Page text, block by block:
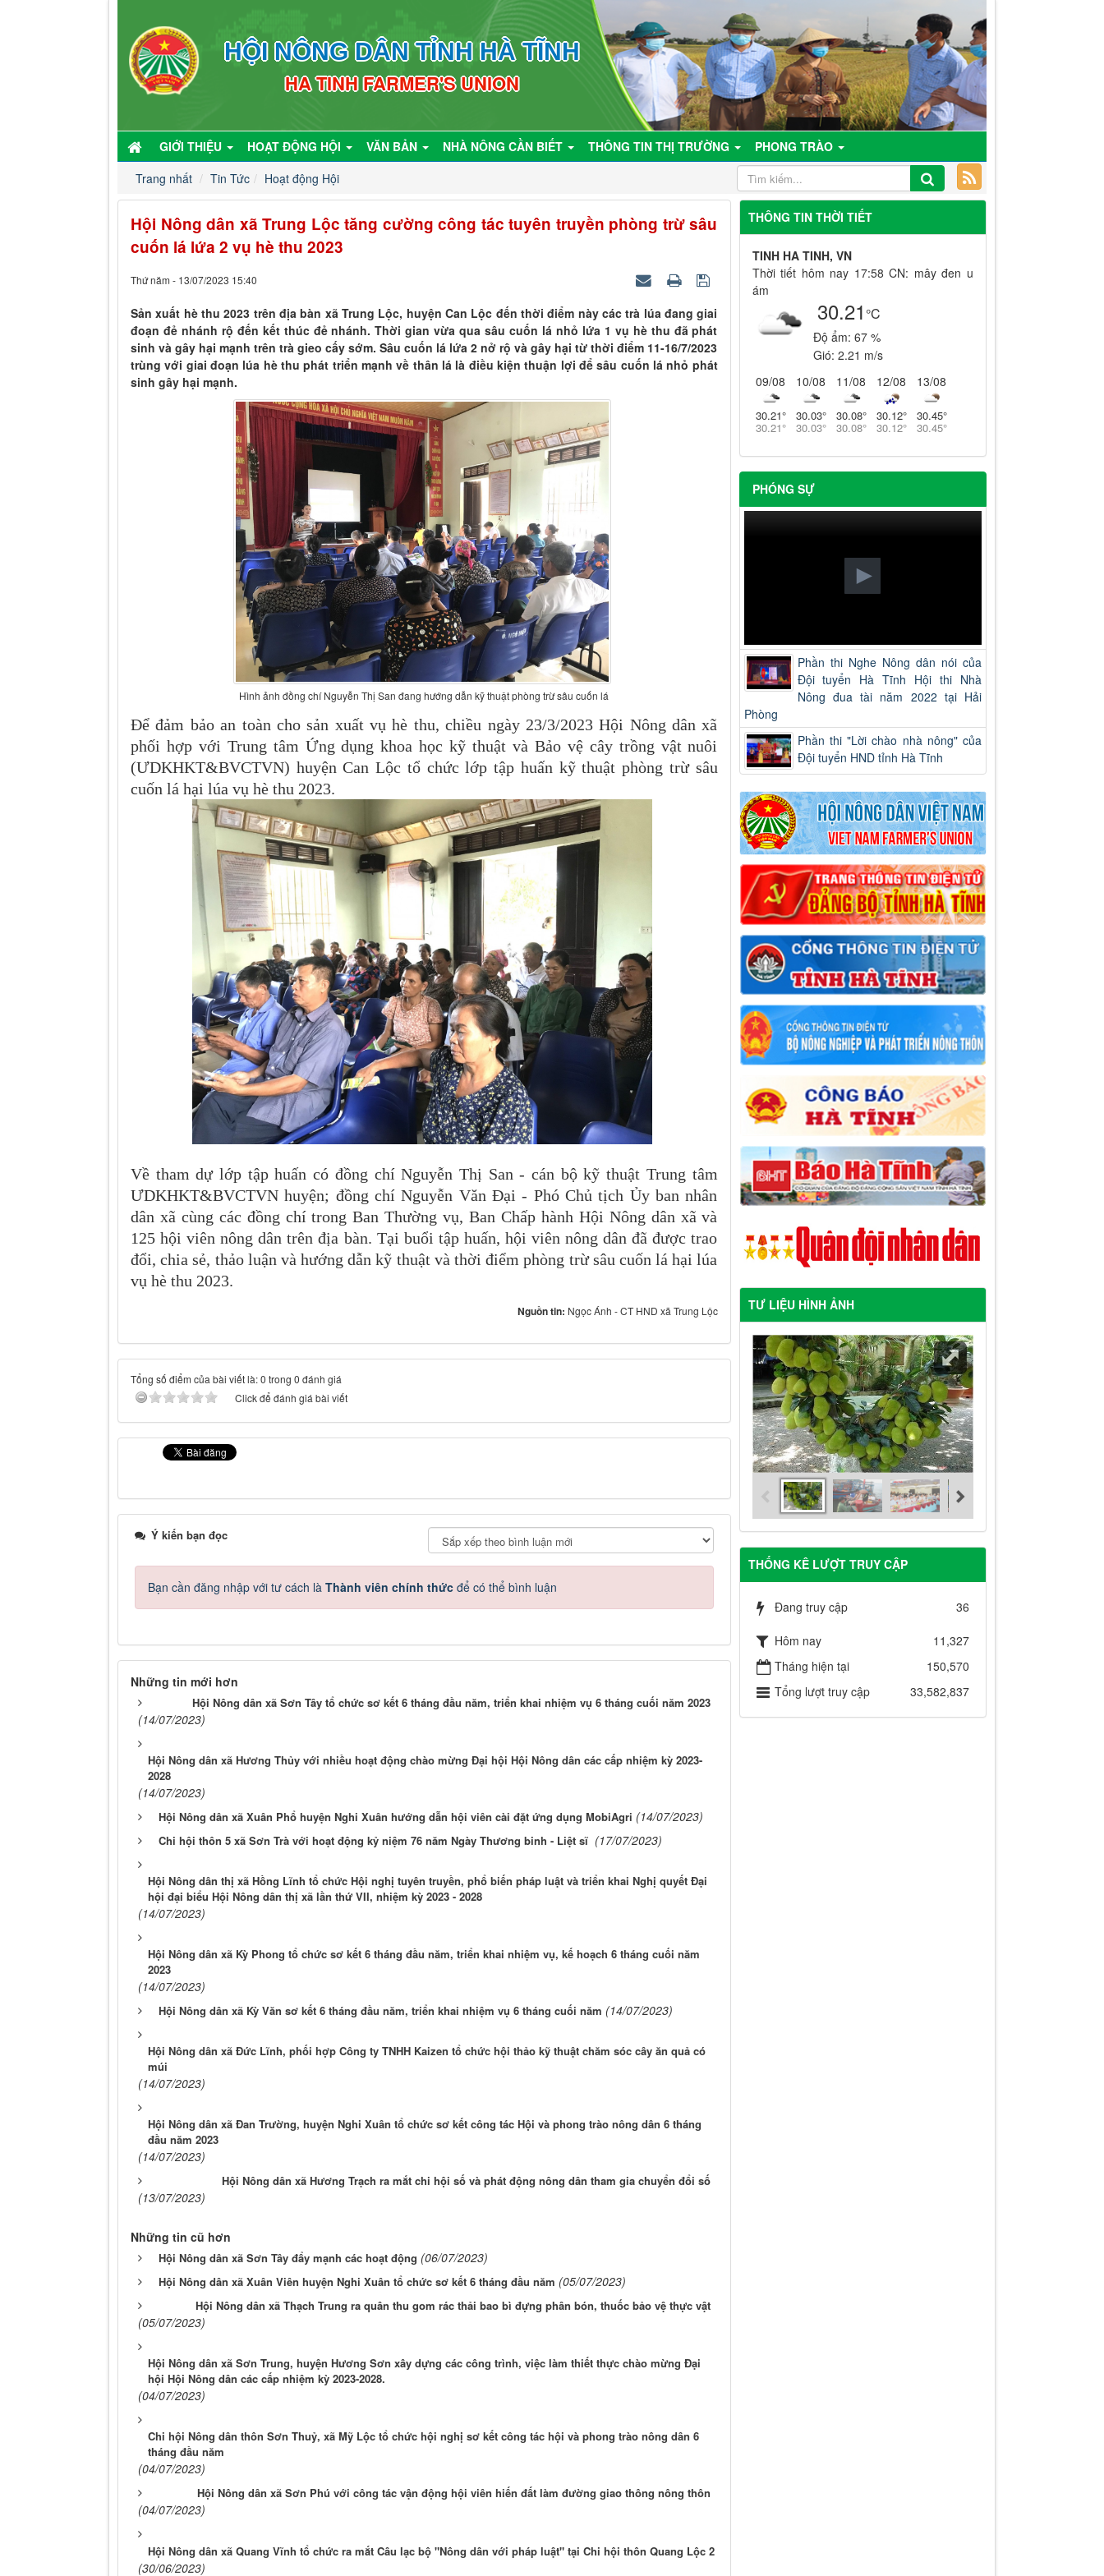
HỘI NÔNG DÂN TỈNH HÀ TĨNH
HA TINH FARMER'S UNION
GIỚI THIỆU HOẠT ĐỘNG HỘI VĂN BẢN NHÀ NÔNG CẦN BIẾT THÔNG TIN THỊ TRƯỜNG
PHONG TRÀO
Trang nhất
Tin Tức Hoạt động Hội
Hội Nông dân xã Trung Lộc tăng cường công tác tuyên truyền phòng trừ sâu
cuốn lá lứa 2 vụ hè thu 2023
Thứ năm - 13/07/2023 15:40
Sản xuất hè thu 2023 trên địa bàn xã Trung Lộc, huyện Can Lộc đến thời điểm này các trà lúa đang giai
đoạn đẻ nhánh rộ đến kết thúc đẻ nhánh. Thời gian vừa qua sâu cuốn lá nhỏ lứa 1 vụ hè thu đã phát
sinh và gây hại mạnh trên trà gieo cấy sớm. Sâu cuốn lá lứa 2 nở rộ và gây hại từ thời điểm 11-16/7/2023
trùng với giai đoạn lúa hè thu phát triển mạnh về thân lá là điều kiện thuận lợi để sâu cuốn lá nhỏ phát
sinh gây hại mạnh.
Hình ảnh đồng chí Nguyễn Thị San đang hướng dẫn kỹ thuật phòng trừ sâu cuốn lá
Để đảm bảo an toàn cho sản xuất vụ hè thu, chiều ngày 23/3/2023 Hội Nông dân xã
phối hợp với Trung tâm Ứng dụng khoa học kỹ thuật và Bảo vệ cây trồng vật nuôi
(ƯDKHKT&BVCTVN) huyện Can Lộc tổ chức lớp tập huấn kỹ thuật phòng trừ sâu
cuốn lá hại lúa vụ hè thu 2023.
Về tham dự lớp tập huấn có đồng chí Nguyễn Thị San - cán bộ kỹ thuật Trung tâm
ƯDKHKT&BVCTVN huyện; đồng chí Nguyễn Văn Đại - Phó Chủ tịch Ủy ban nhân
dân xã cùng các đồng chí trong Ban Thường vụ, Ban Chấp hành Hội Nông dân xã và
125 hội viên nông dân trên địa bàn. Tại buổi tập huấn, hội viên nông dân đã được trao
đổi, chia sẻ, thảo luận và hướng dẫn kỹ thuật và thời điểm phòng trừ sâu cuốn lá hại lúa
vụ hè thu 2023.
Nguồn tin: Ngọc Ánh - CT HND xã Trung Lộc
Tổng số điểm của bài viết là: 0 trong 0 đánh giá
Click để đánh giá bài viết
Ý kiến bạn đọc
Bạn cần đăng nhập với tư cách là Thành viên chính thức để có thể bình luận
Những tin mới hơn
Hội Nông dân xã Sơn Tây tổ chức sơ kết 6 tháng đầu năm, triển khai nhiệm vụ 6 tháng cuối năm 2023
(14/07/2023)
Hội Nông dân xã Hương Thủy với nhiều hoạt động chào mừng Đại hội Hội Nông dân các cấp nhiệm kỳ 2023-
2028
(14/07/2023)
Hội Nông dân xã Xuân Phổ huyện Nghi Xuân hướng dẫn hội viên cài đặt ứng dụng MobiAgri (14/07/2023)
Chi hội thôn 5 xã Sơn Trà với hoạt động kỷ niệm 76 năm Ngày Thương binh - Liệt sĩ (17/07/2023)
Hội Nông dân thị xã Hồng Lĩnh tổ chức Hội nghị tuyên truyền, phổ biến pháp luật và triển khai Nghị quyết Đại
hội đại biểu Hội Nông dân thị xã lần thứ VII, nhiệm kỳ 2023 - 2028
(14/07/2023)
Hội Nông dân xã Kỳ Phong tổ chức sơ kết 6 tháng đầu năm, triển khai nhiệm vụ, kế hoạch 6 tháng cuối năm
2023
(14/07/2023)
Hội Nông dân xã Kỳ Văn sơ kết 6 tháng đầu năm, triển khai nhiệm vụ 6 tháng cuối năm (14/07/2023)
Hội Nông dân xã Đức Lĩnh, phối hợp Công ty TNHH Kaizen tổ chức hội thảo kỹ thuật chăm sóc cây ăn quả có
múi
(14/07/2023)
Hội Nông dân xã Đan Trường, huyện Nghi Xuân tổ chức sơ kết công tác Hội và phong trào nông dân 6 tháng
đầu năm 2023
(14/07/2023)
Hội Nông dân xã Hương Trạch ra mắt chi hội số và phát động nông dân tham gia chuyển đổi số
(13/07/2023)
Những tin cũ hơn
Hội Nông dân xã Sơn Tây đẩy mạnh các hoạt động (06/07/2023)
Hội Nông dân xã Xuân Viên huyện Nghi Xuân tổ chức sơ kết 6 tháng đầu năm (05/07/2023)
Hội Nông dân xã Thạch Trung ra quân thu gom rác thải bao bì đựng phân bón, thuốc bảo vệ thực vật
(05/07/2023)
Hội Nông dân xã Sơn Trung, huyện Hương Sơn xây dựng các công trình, việc làm thiết thực chào mừng Đại
hội Hội Nông dân các cấp nhiệm kỳ 2023-2028.
(04/07/2023)
Chi hội Nông dân thôn Sơn Thuỷ, xã Mỹ Lộc tổ chức hội nghị sơ kết công tác hội và phong trào nông dân 6
tháng đầu năm
(04/07/2023)
Hội Nông dân xã Sơn Phú với công tác vận động hội viên hiến đất làm đường giao thông nông thôn
(04/07/2023)
Hội Nông dân xã Quang Vĩnh tổ chức ra mắt Câu lạc bộ "Nông dân với pháp luật" tại Chi hội thôn Quang Lộc 2
(30/06/2023)
THÔNG TIN THỜI TIẾT
TINH HA TINH, VN
Thời tiết hôm nay 17:58 CN: mây đen u
ám
30.21 °C
Độ ẩm: 67 %
Gió: 2.21 m/s
09/08
30.21°
30.21°
10/08
30.03°
30.03°
11/08
30.08°
30.08°
12/08
30.12°
30.12°
13/08
30.45°
30.45°
PHÓNG SỰ
Phần thi Nghe Nông dân nói của
Đội tuyển Hà Tĩnh Hội thi Nhà
Nông đua tài năm 2022 tại Hải
Phòng
Phần thi "Lời chào nhà nông" của
Đội tuyển HND tỉnh Hà Tĩnh
TƯ LIỆU HÌNH ẢNH
THỐNG KÊ LƯỢT TRUY CẬP
Đang truy cập 36
Hôm nay
11,327
Tháng hiện tại
150,570
Tổng lượt truy cập
33,582,837